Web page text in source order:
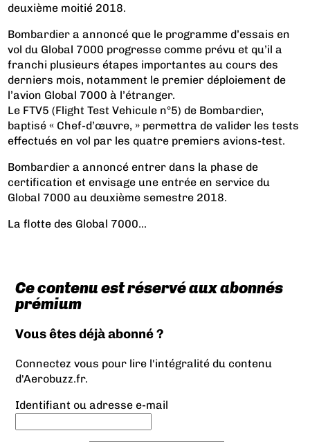
deuxième moitié 2018.
Bombardier a annoncé que le programme d’essais en
vol du Global 7000 progresse comme prévu et qu’il a
franchi plusieurs étapes importantes au cours des
derniers mois, notamment le premier déploiement de
l’avion Global 7000 à l’étranger.
Le FTV5 (Flight Test Vehicule n°5) de Bombardier,
baptisé « Chef-d’œuvre, » permettra de valider les tests
effectués en vol par les quatre premiers avions-test.
Bombardier a annoncé entrer dans la phase de
certification et envisage une entrée en service du
Global 7000 au deuxième semestre 2018.
La flotte des Global 7000...
Ce contenu est réservé aux abonnés
prémium
Vous êtes déjà abonné ?
Connectez vous pour lire l'intégralité du contenu
d'Aerobuzz.fr.
Identifiant ou adresse e-mail